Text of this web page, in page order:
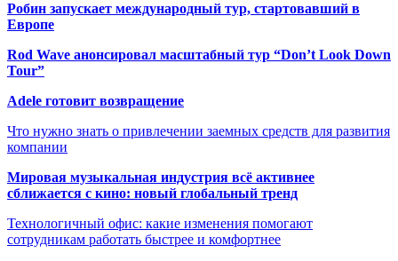
Робин запускает международный тур, стартовавший в
Европе
Rod Wave анонсировал масштабный тур “Don’t Look Down
Tour”
Adele готовит возвращение
Что нужно знать о привлечении заемных средств для развития
компании
Мировая музыкальная индустрия всё активнее
сближается с кино: новый глобальный тренд
Технологичный офис: какие изменения помогают
сотрудникам работать быстрее и комфортнее